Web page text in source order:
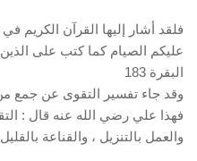
فلقد أشار إليها القرآن الكريم في
عليكم الصيام كما كتب على
البقرة 183
وقد جاء تفسير التقوى عن جمع
فهذا علي رضي الله عنه قال :
والعمل بالتنزيل ، والقناعة